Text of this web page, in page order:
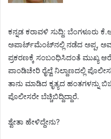
ಕನ್ನಡ ಕರಾವಳಿ ಸುದ್ದಿ: ಬೆಂಗಳೂರು
ಅಪಾರ್ಟ್‌ಮೆಂಟ್‌ನಲ್ಲಿ ನಡೆದ ಅಪ್ಪ,
ಪ್ರಕರಣಕ್ಕೆ ಸಂಬಂಧಿಸಿದಂತೆ ಮುಖ್ಯ
ಪಾಂಡಿಚೇರಿ ರೈಲ್ವೆ ನಿಲ್ದಾಣದಲ್ಲಿ
ತಾನು ಮಾಡಿದ ಕೃತ್ಯದ ಹಂತಗಳನ್ನು
ಪೊಲೀಸರೇ ಬೆಚ್ಚಿಬಿದ್ದಿದ್ದಾರೆ.
ಶ್ವೇತಾ ಹೇಳಿದ್ದೇನು?